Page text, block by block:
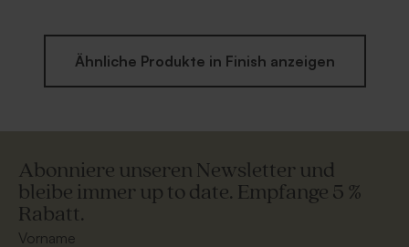
Ähnliche Produkte in Finish anzeigen
Abonniere unseren Newsletter und
bleibe immer up to date. Empfange 5 %
Rabatt.
Vorname